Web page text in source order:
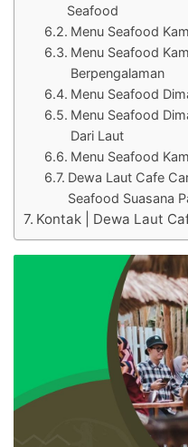
Seafood
Menu Seafood
Menu Seafood
Berpengalaman
Menu Seafood
Menu Seafood
Dari Laut
Menu Seafood
Dewa Laut Cafe
Seafood Suasana
Kontak | Dewa Laut